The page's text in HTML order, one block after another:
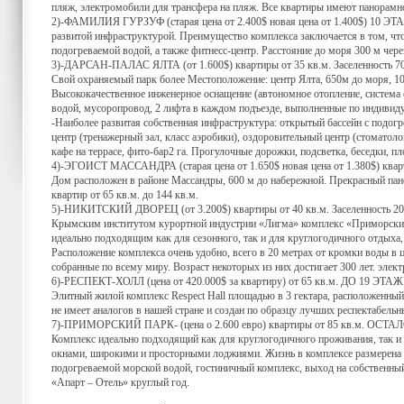
пляж, электромобили для трансфера на пляж. Все квартиры имеют
2)-ФАМИЛИЯ ГУРЗУФ (старая цена от 2.400$ новая цена от 1.400$) 10
развитой инфраструктурой. Преимущество комплекса заключается в том,
подогреваемой водой, а также фитнесс-центр. Расстояние до моря 300 м
3)-ДАРСАН-ПАЛАС ЯЛТА (от 1.600$) квартиры от 35 кв.м. Заселенность
Свой охраняемый парк более Местоположение: центр Ялта, 650м до моря,
Высококачественное инженерное оснащение (автономное отопление,
водой, мусоропровод, 2 лифта в каждом подъезде, выполненные по
-Наиболее развитая собственная инфраструктура: открытый бассейн с
центр (тренажерный зал, класс аэробики), оздоровительный центр
кафе на террасе, фито-бар2 га. Прогулочные дорожки, подсветка,
4)-ЭГОИСТ МАССАНДРА (старая цена от 1.650$ новая цена от 1.380$)
Дом расположен в районе Массандры, 600 м до набережной. Прекрасный
квартир от 65 кв.м. до 144 кв.м.
5)-НИКИТСКИЙ ДВОРЕЦ (от 3.200$) квартиры от 40 кв.м. Заселенность
Крымским институтом курортной индустрии «Лигма» комплекс
идеально подходящим как для сезонного, так и для круглогодичного
Расположение комплекса очень удобно, всего в 20 метрах от кромки воды в
собранные по всему миру. Возраст некоторых из них достигает 300 лет.
6)-РЕСПЕКТ-ХОЛЛ (цена от 420.000$ за квартиру) от 65 кв.м. ДО 19
Элитный жилой комплекс Respect Hall площадью в 3 гектара,
не имеет аналогов в нашей стране и создан по образцу лучших
7)-ПРИМОРСКИЙ ПАРК- (цена о 2.600 евро) квартиры от 85 кв.м.
Комплекс идеально подходящий как для круглогодичного проживания,
окнами, широкими и просторными лоджиями. Жизнь в комплексе размерена
подогреваемой морской водой, гостиничный комплекс, выход на
«Апарт – Отель» круглый год.